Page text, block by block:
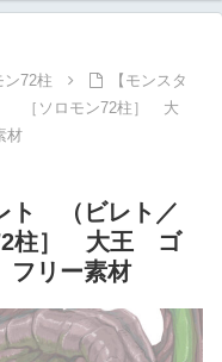
ン72柱
【モンスタ
［ソロモン72柱］ 大
材
ト （ビレト／
柱］ 大王 ゴ
リー素材